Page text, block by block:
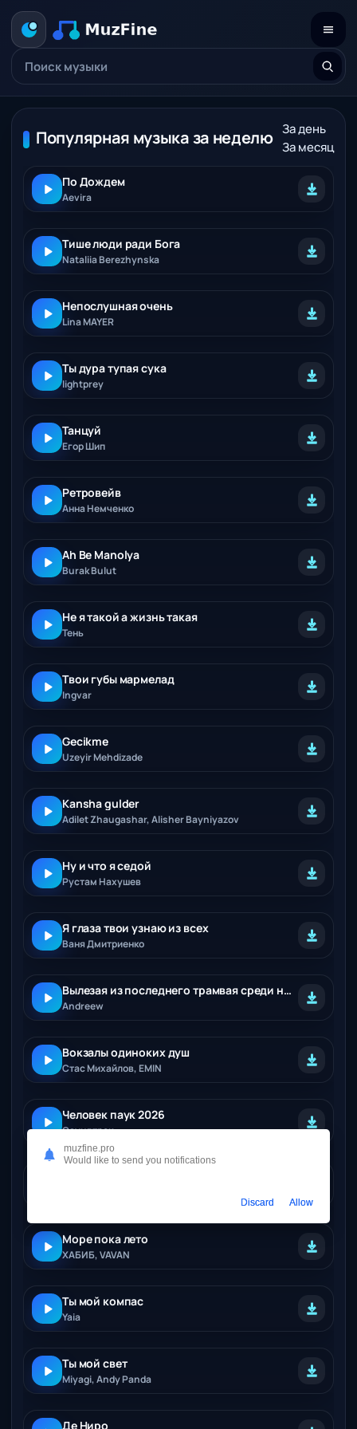
Популярная музыка за неделю За день
За месяц
По Дождем
Aevira
Тише люди ради Бога
Nataliia Berezhynska
Непослушная очень
Lina MAYER
Ты дура тупая сука
lightprey
Танцуй
Егор Шип
Ретровейв
Анна Немченко
Ah Be Manolya
Burak Bulut
Не я такой а жизнь такая
Тень
Твои губы мармелад
Ingvar
Gecikme
Uzeyir Mehdizade
Kansha gulder
Adilet Zhaugashar, Alisher Bayniyazov
Ну и что я седой
Рустам Нахушев
Я глаза твои узнаю из всех
Ваня Дмитриенко
Вылезая из последнего трамвая среди ночи
Andreew
Вокзалы одиноких душ
Стас Михайлов, EMIN
Человек паук 2026
Саундтрек
Море пока лето
ХАБИБ, VAVAN
Ты мой компас
Yaia
Ты мой свет
Miyagi, Andy Panda
Де Ниро
muzfine.pro
Would like to send you notifications
Discard Allow